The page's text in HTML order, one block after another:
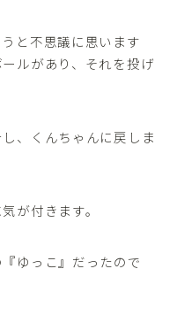
と不思議に思います
ルがあり、それを投げ
、くんちゃんに戻しま
が付きます。
ゆっこ』だったので